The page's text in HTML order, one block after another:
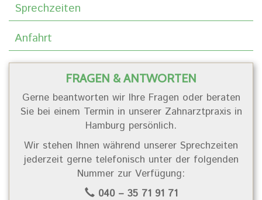
Sprechzeiten
Anfahrt
FRAGEN & ANTWORTEN
Gerne beantworten wir Ihre Fragen oder beraten
Sie bei einem Termin in unserer Zahnarztpraxis in
Hamburg persönlich.
Wir stehen Ihnen während unserer Sprechzeiten
jederzeit gerne telefonisch unter der folgenden
Nummer zur Verfügung:
040 – 35 71 91 71